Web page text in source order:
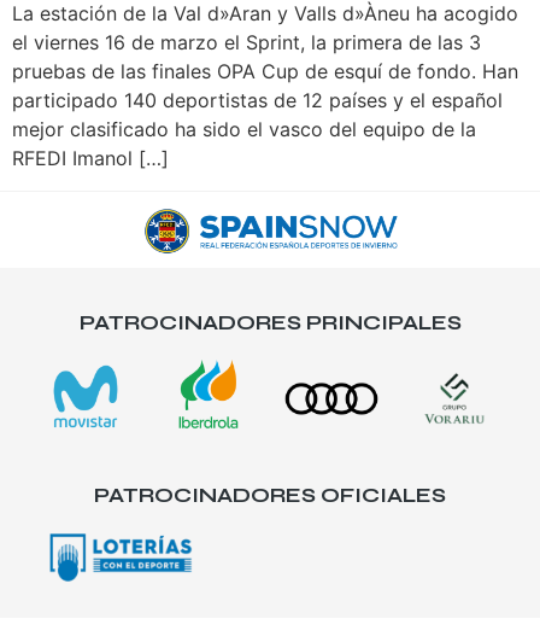
La estación de la Val d»Aran y Valls d»Àneu ha acogido
el viernes 16 de marzo el Sprint, la primera de las 3
pruebas de las finales OPA Cup de esquí de fondo. Han
participado 140 deportistas de 12 países y el español
mejor clasificado ha sido el vasco del equipo de la
RFEDI Imanol […]
PATROCINADORES PRINCIPALES
PATROCINADORES OFICIALES